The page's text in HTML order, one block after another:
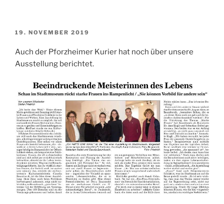
VERÖFFENTLICHT
19. NOVEMBER 2019
Auch der Pforzheimer Kurier hat noch über unsere
Ausstellung berichtet.